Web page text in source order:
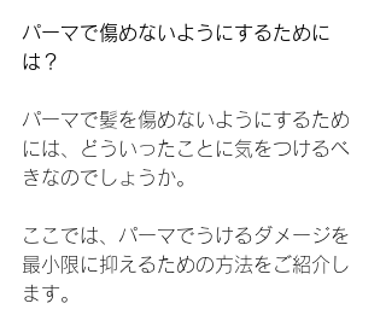
パーマで傷めないようにするために
は？
パーマで髪を傷めないようにするため
には、どういったことに気をつけるべ
きなのでしょうか。
ここでは、パーマでうけるダメージを
最小限に抑えるための方法をご紹介し
ます。